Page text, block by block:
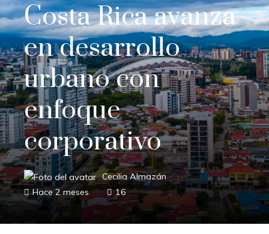
Costa Rica avanza
en desarrollo
urbano con
enfoque
corporativo
Cecilia Almazán
Hace 2 meses
16